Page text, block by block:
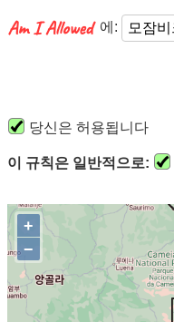
에:
당신은 허용됩니다
이 규칙은 일반적으로:
+
−